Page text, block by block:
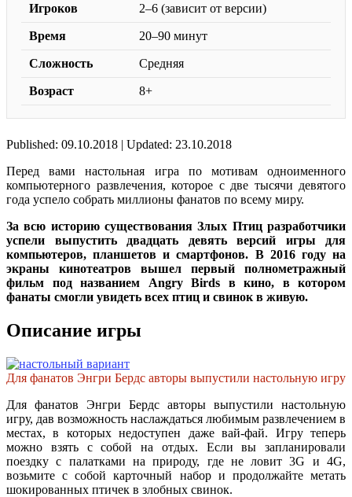
Игроков 2–6 (зависит от версии)
Время 20–90 минут
Сложность Средняя
Возраст 8+
Published: 09.10.2018 | Updated: 23.10.2018
Перед вами настольная игра по мотивам одноименного
компьютерного развлечения, которое с две тысячи девятого
года успело собрать миллионы фанатов по всему миру.
За всю историю существования Злых Птиц разработчики
успели выпустить двадцать девять версий игры для
компьютеров, планшетов и смартфонов. В 2016 году на
экраны кинотеатров вышел первый полнометражный
фильм под названием Angry Birds в кино, в котором
фанаты смогли увидеть всех птиц и свинок в живую.
Описание игры
Для фанатов Энгри Бердс авторы выпустили настольную игру
Для фанатов Энгри Бердс авторы выпустили настольную
игру, дав возможность наслаждаться любимым развлечением в
местах, в которых недоступен даже вай-фай. Игру теперь
можно взять с собой на отдых. Если вы запланировали
поездку с палатками на природу, где не ловит 3G и 4G,
возьмите с собой карточный набор и продолжайте метать
шокированных птичек в злобных свинок.